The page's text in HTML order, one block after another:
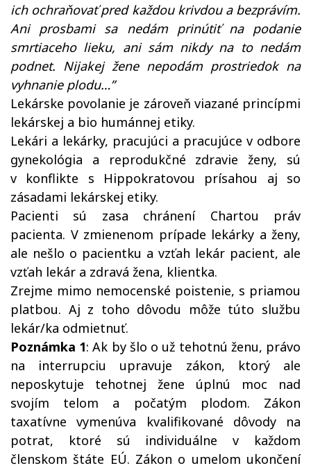
ich ochraňovať pred každou krivdou a bezprávím.
Ani prosbami sa nedám prinútiť na podanie
smrtiaceho lieku, ani sám nikdy na to nedám
podnet. Nijakej žene nepodám prostriedok na
vyhnanie plodu…”
Lekárske povolanie je zároveň viazané princípmi
lekárskej a bio humánnej etiky.
Lekári a lekárky, pracujúci a pracujúce v odbore
gynekológia a reprodukčné zdravie ženy, sú
v konflikte s Hippokratovou prísahou aj so
zásadami lekárskej etiky.
Pacienti sú zasa chránení Chartou práv
pacienta. V zmienenom prípade lekárky a ženy,
ale nešlo o pacientku a vzťah lekár pacient, ale
vzťah lekár a zdravá žena, klientka.
Zrejme mimo nemocenské poistenie, s priamou
platbou. Aj z toho dôvodu môže túto službu
lekár/ka odmietnuť.
Poznámka 1: Ak by šlo o už tehotnú ženu, právo
na interrupciu upravuje zákon, ktorý ale
neposkytuje tehotnej žene úplnú moc nad
svojím telom a počatým plodom. Zákon
taxatívne vymenúva kvalifikované dôvody na
potrat, ktoré sú individuálne v každom
členskom štáte EÚ. Zákon o umelom ukončení